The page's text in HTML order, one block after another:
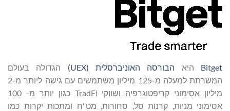
Bitget היא הבורסה האוניברסלית (UEX
) הגדולה בעולם
המשרתת למעלה מ-125 מיליון משתמשים עם גישה ליותר מ-2
מיליון אסימוני קריפטוגרפיה ושווקי TradFi כגון יותר מ- 100
אסימוני מניות, קרנות סל, סחורות, מט"ח ומתכות יקרות כמו